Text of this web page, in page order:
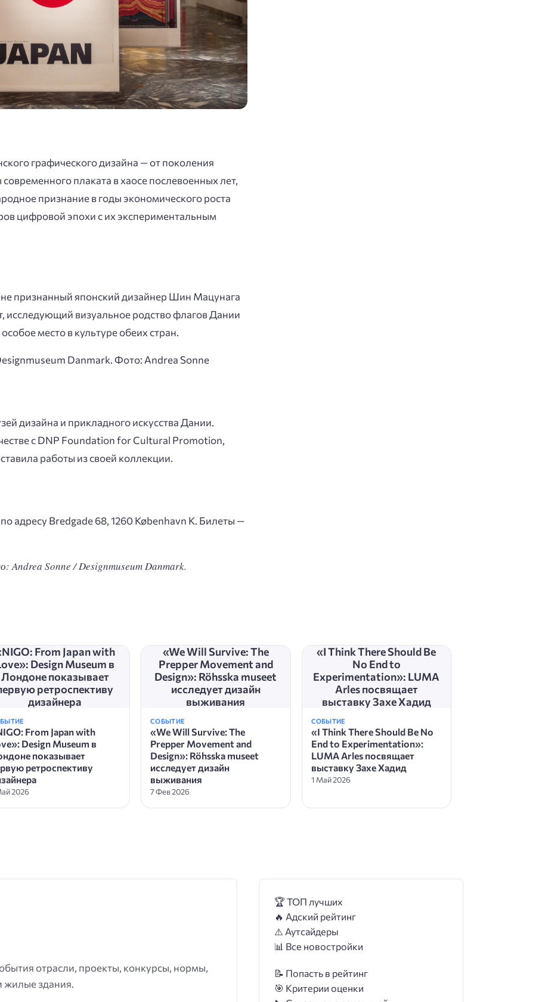
графического дизайна — от поколения
плаката в хаосе послевоенных лет,
признание в годы экономического роста
цифровой эпохи с их экспериментальным
признанный японский дизайнер Шин Мацунага
исследующий визуальное родство флагов Дании
место в культуре обеих стран.
дизайна и прикладного искусства Дании.
с DNP Foundation for Cultural Promotion,
работы из своей коллекции.
адресу Bredgade 68, 1260 København K. Билеты —
Andrea Sonne / Designmuseum Danmark.
From Japan with
Design Museum в
Лондоне показывает
ретроспективу
дизайнера
From Japan with
Design Museum в
показывает
ретроспективу
2026
«We Will Survive: The
Prepper Movement and
Design»: Röhsska museet
исследует дизайн
выживания
СОБЫТИЕ
«We Will Survive: The
Prepper Movement and
Design»: Röhsska museet
исследует дизайн
выживания
7 Фев 2026
«I Think There Should Be
No End to
Experimentation»: LUMA
Arles посвящает
выставку Захе Хадид
СОБЫТИЕ
«I Think There Should Be No
End to Experimentation»:
LUMA Arles посвящает
выставку Захе Хадид
1 Май 2026
отрасли, проекты, конкурсы, нормы,
жилые здания.
🏆 ТОП лучших
🔥 Адский рейтинг
⚠️ Аутсайдеры
📊 Все новостройки
📝 Попасть в рейтинг
🎯 Критерии оценки